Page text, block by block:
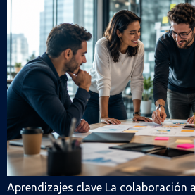
Aprendizajes clave La colaboración